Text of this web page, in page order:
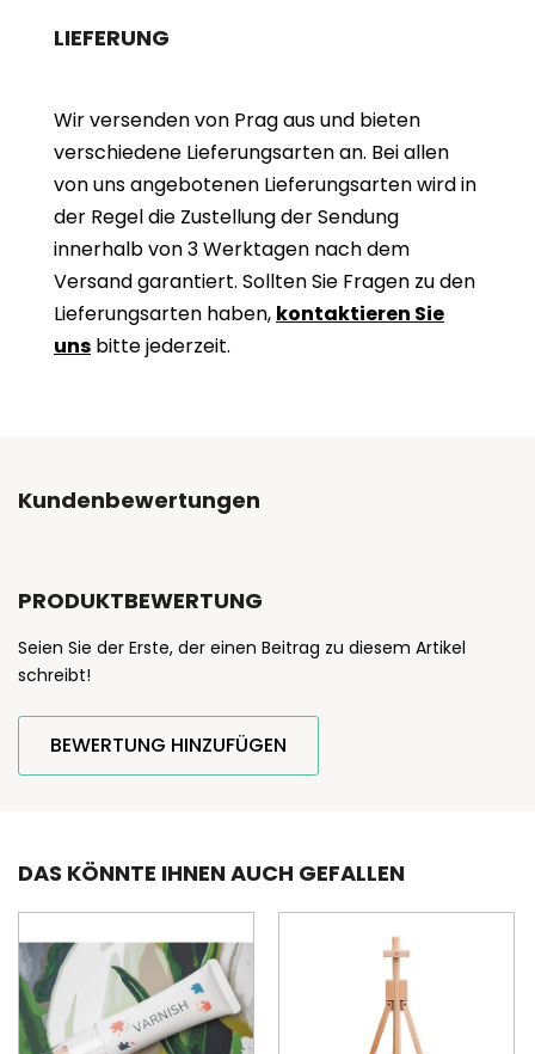
LIEFERUNG
Wir versenden von Prag aus und bieten
verschiedene Lieferungsarten an. Bei allen
von uns angebotenen Lieferungsarten wird in
der Regel die Zustellung der Sendung
innerhalb von 3 Werktagen nach dem
Versand garantiert. Sollten Sie Fragen zu den
Lieferungsarten haben, kontaktieren Sie
uns bitte jederzeit.
Kundenbewertungen
PRODUKTBEWERTUNG
Seien Sie der Erste, der einen Beitrag zu diesem Artikel
schreibt!
BEWERTUNG HINZUFÜGEN
DAS KÖNNTE IHNEN AUCH GEFALLEN